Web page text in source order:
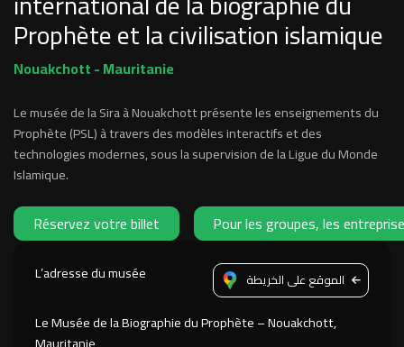
Prophète et la civilisation islamique
Nouakchott - Mauritanie
Le musée de la Sira à Nouakchott présente les enseignements du
Prophète (PSL) à travers des modèles interactifs et des
technologies modernes, sous la supervision de la Ligue du Monde
Islamique.
Réservez votre billet Pour les groupes, les
L’adresse du musée الموقع على الخريطة
Le Musée de la Biographie du Prophète – Nouakchott,